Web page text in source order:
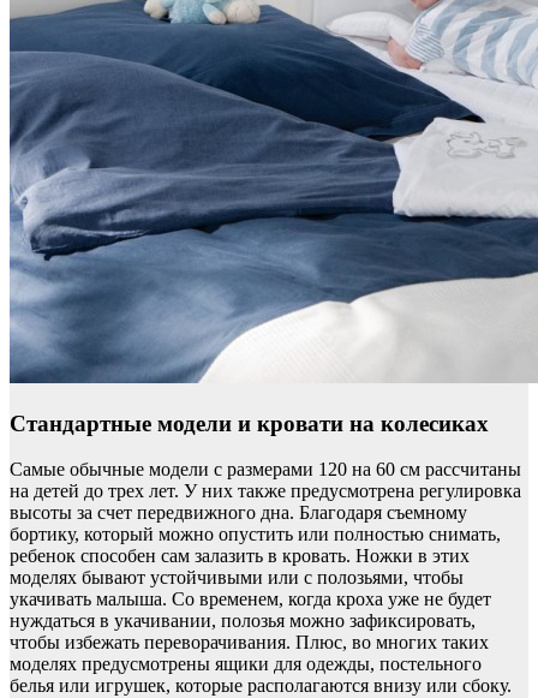
Стандартные модели и кровати на колесиках
Самые обычные модели с размерами 120 на 60 см рассчитаны
на детей до трех лет. У них также предусмотрена регулировка
высоты за счет передвижного дна. Благодаря съемному
бортику, который можно опустить или полностью снимать,
ребенок способен сам залазить в кровать. Ножки в этих
моделях бывают устойчивыми или с полозьями, чтобы
укачивать малыша. Со временем, когда кроха уже не будет
нуждаться в укачивании, полозья можно зафиксировать,
чтобы избежать переворачивания. Плюс, во многих таких
моделях предусмотрены ящики для одежды, постельного
белья или игрушек, которые располагаются внизу или сбоку.